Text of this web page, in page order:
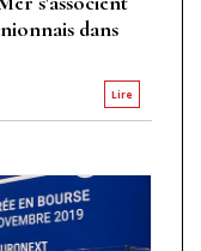
dans
Lire